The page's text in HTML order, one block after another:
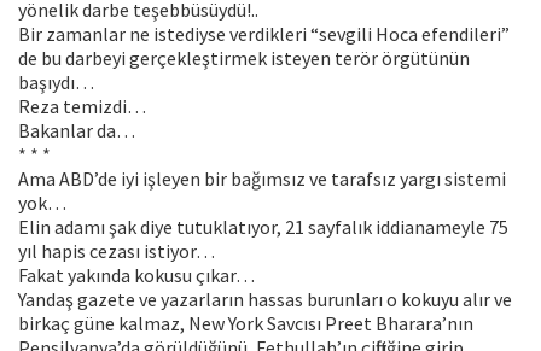
yönelik darbe teşebbüsüydü!..
Bir zamanlar ne istediyse verdikleri “sevgili Hoca efendileri”
de bu darbeyi gerçekleştirmek isteyen terör örgütünün
başıydı…
Reza temizdi…
Bakanlar da…
* * *
Ama ABD’de iyi işleyen bir bağımsız ve tarafsız yargı sistemi
yok…
Elin adamı şak diye tutuklatıyor, 21 sayfalık iddianameyle 75
yıl hapis cezası istiyor…
Fakat yakında kokusu çıkar…
Yandaş gazete ve yazarların hassas burunları o kokuyu alır ve
birkaç güne kalmaz, New York Savcısı Preet Bharara’nın